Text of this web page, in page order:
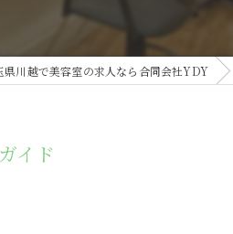
県川越で美容室の求人なら合同会社YDY
イド